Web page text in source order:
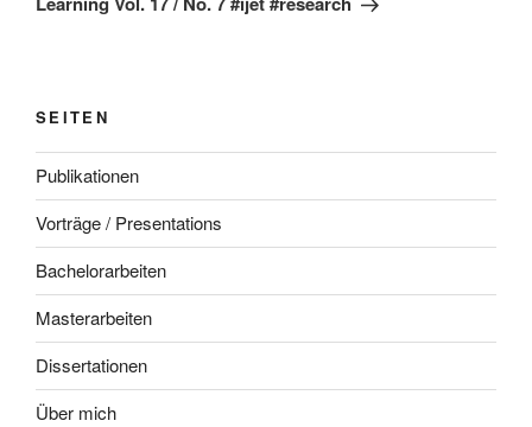
SEITEN
Publikationen
Vorträge / Presentations
Bachelorarbeiten
Masterarbeiten
Dissertationen
Über mich